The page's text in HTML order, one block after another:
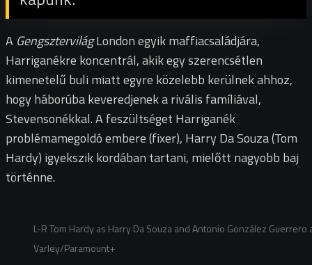
A GengsztervilágLondon egyik maffiacsaládjára,
Harriganékre koncentrál, akik egy szerencsétlen
kimenetelű buli miatt egyre közelebb kerülnek ahhoz,
hogy háborúba keveredjenek a rivális famíliával,
Stevensonékkal. A feszültséget Harriganék
problémamegoldó embere (fixer), Harry Da Souza (Tom
Hardy) igyekszik kordában tartani, mielőtt nagyobb baj
történne.
L-R Tom Hardy as Harry Da Souza and Antonio González
Varley/Paramount+